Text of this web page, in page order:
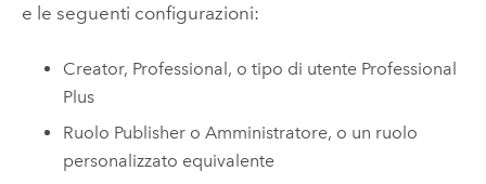
e le seguenti configurazioni:
Creator, Professional, o tipo di utente Professional
Plus
Ruolo Publisher o Amministratore, o un ruolo
personalizzato equivalente